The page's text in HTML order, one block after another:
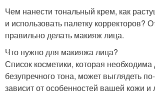
Чем нанести тональный крем, как
и использовать палетку корректоров?
правильно делать макияж лица.
Что нужно для макияжа лица?
Список косметики, которая необходима
безупречного тона, может выглядеть
зависит от особенностей вашей кожи и